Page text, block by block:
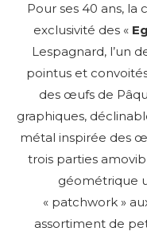
Pour ses 40 ans,
exclusivité des «
Lespagnard, l’un
pointus et
des œufs de
graphiques,
métal inspirée des
trois parties
géométrique
« patchwork »
assortiment de